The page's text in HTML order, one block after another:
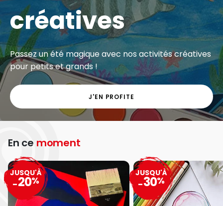
créatives
Passez un été magique avec nos activités créatives
pour petits et grands !
J'EN PROFITE
En ce moment
JUSQU'À
-20%
JUSQU'À
-30%